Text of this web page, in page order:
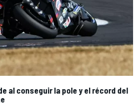
al conseguir la pole y el récord del